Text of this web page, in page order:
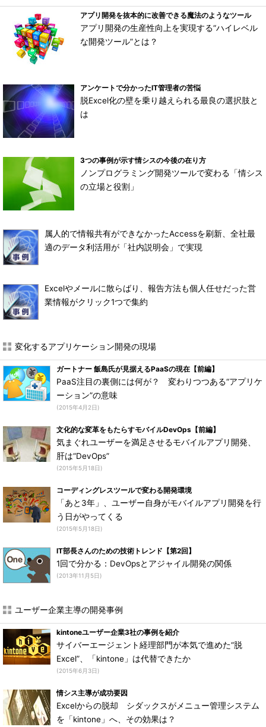
アプリ開発を抜本的に改善できる魔法のようなツール
アプリ開発の生産性向上を実現する“ハイレベル
な開発ツール”とは？
アンケートで分かったIT管理者の苦悩
脱Excel化の壁を乗り越えられる最良の選択肢と
は
3つの事例が示す情シスの今後の在り方
ノンプログラミング開発ツールで変わる「情シス
の立場と役割」
属人的で情報共有ができなかったAccessを刷新、全社最
適のデータ利活用が「社内説明会」で実現
Excelやメールに散らばり、報告方法も個人任せだった営
業情報がクリック1つで集約
変化するアプリケーション開発の現場
ガートナー 飯島氏が見据えるPaaSの現在【前編】
PaaS注目の裏側には何が？ 変わりつつある“アプリケ
ーション”の意味
(2015年4月2日)
文化的な変革をもたらすモバイルDevOps【前編】
気まぐれユーザーを満足させるモバイルアプリ開発、
肝は“DevOps”
(2015年5月18日)
コーディングレスツールで変わる開発環境
「あと3年」、ユーザー自身がモバイルアプリ開発を行
う日がやってくる
(2015年5月18日)
IT部長さんのための技術トレンド【第2回】
1回で分かる：DevOpsとアジャイル開発の関係
(2013年11月5日)
ユーザー企業主導の開発事例
kintoneユーザー企業3社の事例を紹介
サイバーエージェント経理部門が本気で進めた“脱
Excel”、「kintone」は代替できたか
(2015年6月3日)
情シス主導が成功要因
Excelからの脱却 シダックスがメニュー管理システム
を「kintone」へ、その効果は？